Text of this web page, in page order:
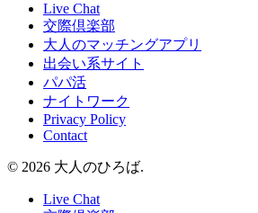
Live Chat
交際倶楽部
大人のマッチングアプリ
出会い系サイト
パパ活
ナイトワーク
Privacy Policy
Contact
© 2026 大人のひろば.
Live Chat